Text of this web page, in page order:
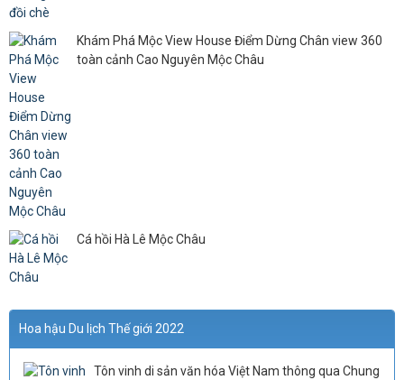
Khám Phá Mộc View House Điểm Dừng Chân view 360
toàn cảnh Cao Nguyên Mộc Châu
Cá hồi Hà Lê Mộc Châu
Hoa hậu Du lịch Thế giới 2022
Tôn vinh di sản văn hóa Việt Nam thông qua Chung